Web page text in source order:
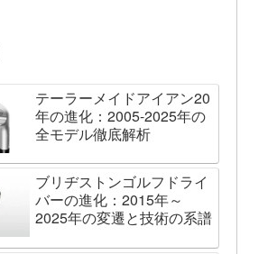
テーラーメイドアイアン20
年の進化：2005-2025年の
全モデル徹底解析
ブリヂストンゴルフドライ
バーの進化：2015年～
2025年の変遷と技術の系譜